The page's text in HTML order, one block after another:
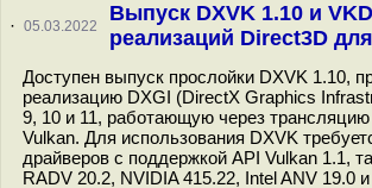
· 05.03.2022
Выпуск DXVK 1.10 и
реализаций Direct3D
Доступен выпуск прослойки DXVK 1.10,
реализацию DXGI (DirectX Graphics
9, 10 и 11, работающую через
Vulkan. Для использования DXVK
драйверов с поддержкой API Vulkan 1.1,
RADV 20.2, NVIDIA 415.22, Intel ANV 19.0